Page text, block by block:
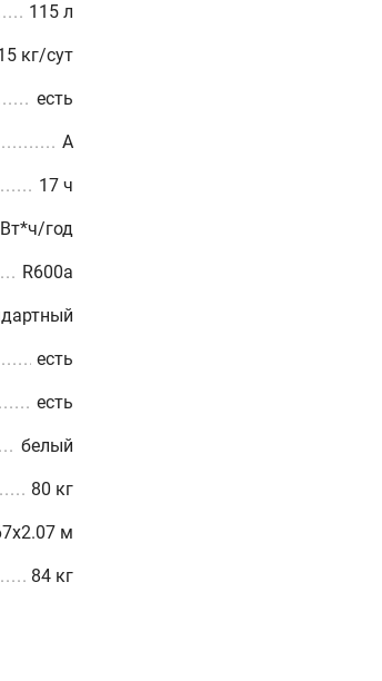
115 л
кг/сут
есть
A
17 ч
год
R600a
есть
есть
белый
80 кг
м
84 кг